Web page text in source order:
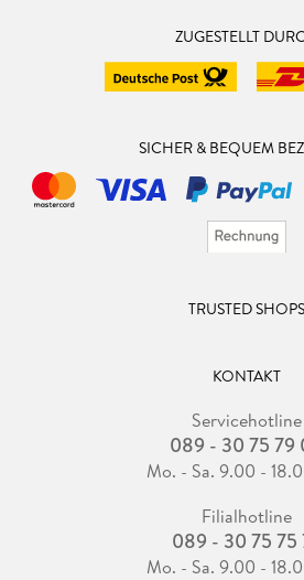
ZUGESTELLT
SICHER & BEQUEM
TRUSTED SHOPS
KONTAKT
Servicehotline
089 - 30 75 79
Mo. - Sa. 9.00 -
Filialhotline
089 - 30 75 75
Mo. - Sa. 9.00 -